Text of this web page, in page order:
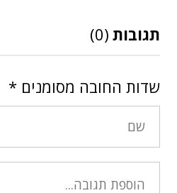
תגובות (0)
שדות החובה מסומנים *